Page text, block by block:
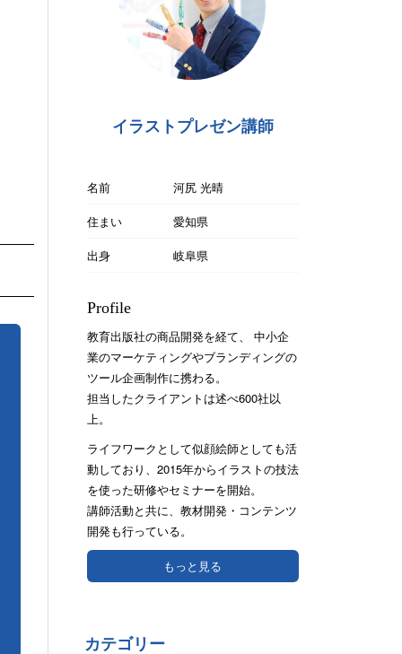
イラストプレゼン講師
名前
河尻 光晴
住まい
愛知県
出身
岐阜県
Profile
教育出版社の商品開発を経て、 中小企
業のマーケティングやブランディングの
ツール企画制作に携わる。
担当したクライアントは述べ600社以
上。
ライフワークとして似顔絵師としても活
動しており、2015年からイラストの技法
を使った研修やセミナーを開始。
講師活動と共に、教材開発・コンテンツ
開発も行っている。
もっと見る
カテゴリー